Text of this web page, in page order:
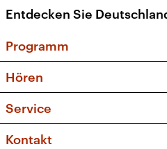
Entdecken Sie
Programm
Sendungen und
Musikliste
Kakadu – Das
Hören
Frequenzen (UKW +
Service
FAQ
Kontakt